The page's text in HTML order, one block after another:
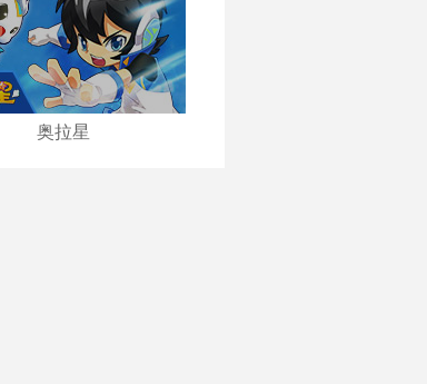
奥拉星